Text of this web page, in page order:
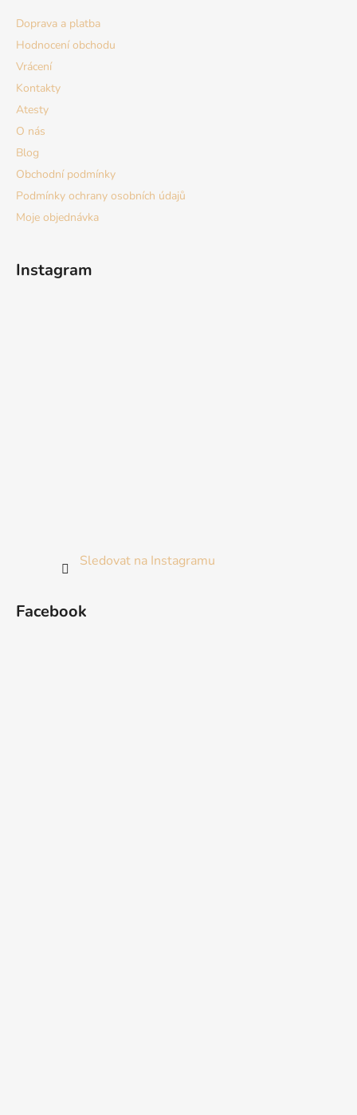
Doprava a platba
Hodnocení obchodu
Vrácení
Kontakty
Atesty
O nás
Blog
Obchodní podmínky
Podmínky ochrany osobních údajů
Moje objednávka
Instagram
Sledovat na Instagramu
Facebook